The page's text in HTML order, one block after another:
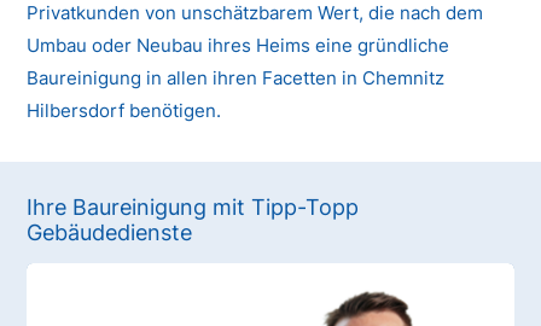
Privatkunden von unschätzbarem Wert, die nach dem
Umbau oder Neubau ihres Heims eine gründliche
Baureinigung in allen ihren Facetten in Chemnitz
Hilbersdorf benötigen.
Ihre Baureinigung mit Tipp-Topp
Gebäudedienste